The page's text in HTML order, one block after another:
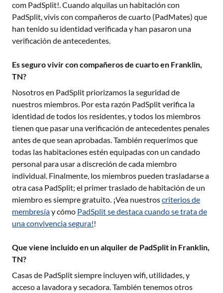
com PadSplit!. Cuando alquilas un habitación con
PadSplit, vivis con compañeros de cuarto (PadMates) que
han tenido su identidad verificada y han pasaron una
verificación de antecedentes.
Es seguro vivir con compañeros de cuarto en Franklin,
TN?
Nosotros en PadSplit priorizamos la seguridad de
nuestros miembros. Por esta razón PadSplit verifica la
identidad de todos los residentes, y todos los miembros
tienen que pasar una verificación de antecedentes penales
antes de que sean aprobadas. También requerimos que
todas las habitaciones estén equipadas con un candado
personal para usar a discreción de cada miembro
individual. Finalmente, los miembros pueden trasladarse a
otra casa PadSplit; el primer traslado de habitación de un
miembro es siempre gratuito. ¡Vea nuestroscriterios de
membresíay cómo PadSplit se destaca cuando se trata de
una convivencia segura!!
Que viene incluido en un alquiler de PadSplit in Franklin,
TN?
Casas de PadSplit siempre incluyen wifi, utilidades, y
acceso a lavadora y secadora. También tenemos otros